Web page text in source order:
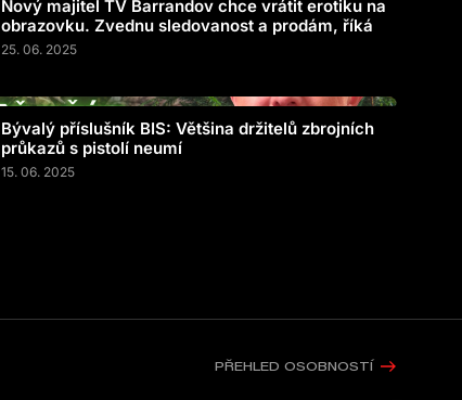
Nový majitel TV Barrandov chce vrátit erotiku na
obrazovku. Zvednu sledovanost a prodám, říká
25. 06. 2025
Bývalý příslušník BIS: Většina držitelů zbrojních
průkazů s pistolí neumí
15. 06. 2025
PŘEHLED OSOBNOSTÍ